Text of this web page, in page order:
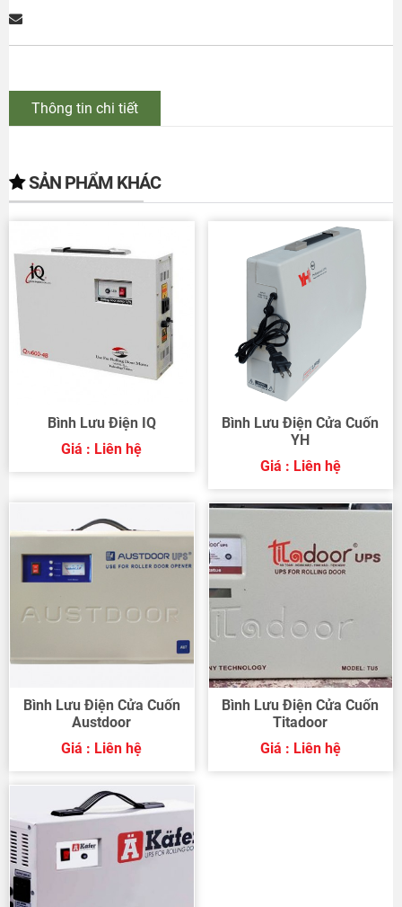
Thông tin chi tiết
SẢN PHẨM KHÁC
Bình Lưu Điện IQ
Giá : Liên hệ
Bình Lưu Điện Cửa Cuốn
YH
Giá : Liên hệ
Bình Lưu Điện Cửa Cuốn
Austdoor
Giá : Liên hệ
Bình Lưu Điện Cửa Cuốn
Titadoor
Giá : Liên hệ